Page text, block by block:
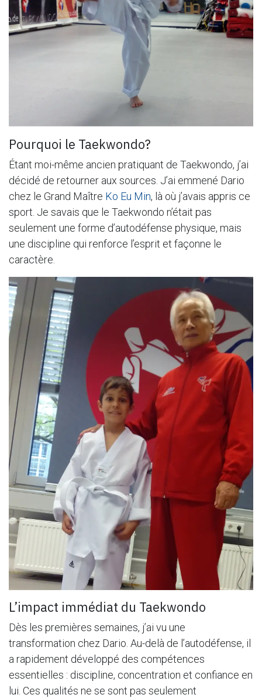
Pourquoi le Taekwondo?
Étant moi-même ancien pratiquant de Taekwondo, j’ai
décidé de retourner aux sources. J’ai emmené Dario
chez le Grand Maître Ko Eu Min, là où j’avais appris ce
sport. Je savais que le Taekwondo n’était pas
seulement une forme d’autodéfense physique, mais
une discipline qui renforce l’esprit et façonne le
caractère.
L’impact immédiat du Taekwondo
Dès les premières semaines, j’ai vu une
transformation chez Dario. Au-delà de l’autodéfense, il
a rapidement développé des compétences
essentielles : discipline, concentration et confiance en
lui. Ces qualités ne se sont pas seulement